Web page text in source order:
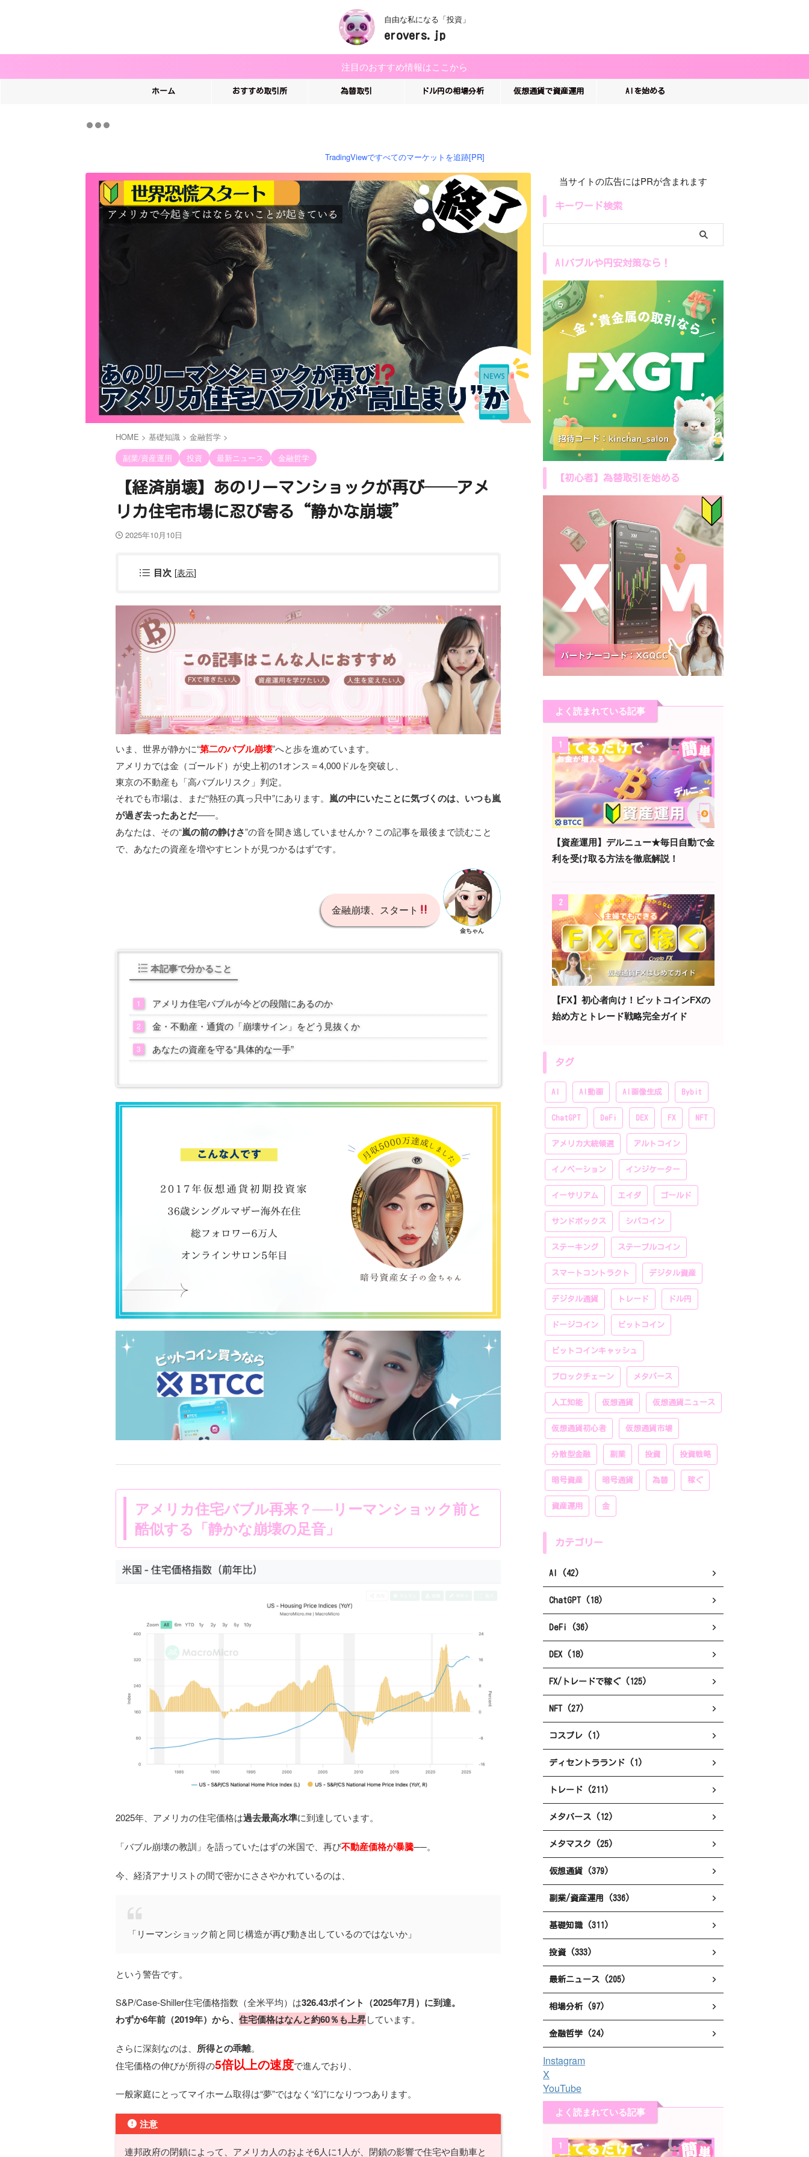
自由な私になる「投資」
erovers.jp
注目のおすすめ情報はここから
ホーム おすすめ取引所 為替取引 ドル円の相場分析 仮想通貨で資産運用 AIを始める
TradingViewですべてのマーケットを追跡[PR]
HOME > 基礎知識 > 金融哲学 >
副業/資産運用
投資 最新ニュース 金融哲学
【経済崩壊】あのリーマンショックが再び──アメ
リカ住宅市場に忍び寄る“静かな崩壊”
2025年10月10日
目次 [表示]
いま、世界が静かに“第二のバブル崩壊”へと歩を進めています。
アメリカでは金（ゴールド）が史上初の1オンス＝4,000ドルを突破し、
東京の不動産も「高バブルリスク」判定。
それでも市場は、まだ“熱狂の真っ只中”にあります。 嵐の中にいたことに気づくのは、いつも嵐
が過ぎ去ったあとだ――。
あなたは、その“嵐の前の静けさ”の音を聞き逃していませんか？この記事を最後まで読むこと
で、あなたの資産を増やすヒントが見つかるはずです。
金融崩壊、スタート
金ちゃん
本記事で分かること
アメリカ住宅バブルが今どの段階にあるのか
金・不動産・通貨の「崩壊サイン」をどう見抜くか
あなたの資産を守る“具体的な一手”
アメリカ住宅バブル再来？──リーマンショック前と
酷似する「静かな崩壊の足音」
2025年、アメリカの住宅価格は過去最高水準に到達しています。
「バブル崩壊の教訓」を語っていたはずの米国で、再び不動産価格が暴騰──。
今、経済アナリストの間で密かにささやかれているのは、
「リーマンショック前と同じ構造が再び動き出しているのではないか」
という警告です。
S&P/Case-Shiller住宅価格指数（全米平均）は326.43ポイント（2025年7月）に到達。
わずか6年前（2019年）から、 住宅価格はなんと約60％も上昇しています。
さらに深刻なのは、 所得との乖離。
住宅価格の伸びが所得の5倍以上の速度で進んでおり、
一般家庭にとってマイホーム取得は“夢”ではなく“幻”になりつつあります。
注意
連邦政府の閉鎖によって、 アメリカ人のおよそ6人に1人が、閉鎖の影響で住宅や自動車と
当サイトの広告にはPRが含まれます
キーワード検索
AIバブルや円安対策なら！
【初心者】為替取引を始める
よく読まれている記事
1
【資産運用】デルニュー★毎日自動で金
利を受け取る方法を徹底解説！
2
【FX】初心者向け！ビットコインFXの
始め方とトレード戦略完全ガイド
タグ
AI AI動画 AI画像生成 Bybit
ChatGPT DeFi DEX FX NFT
アメリカ大統領選 アルトコイン
イノベーション インジケーター
イーサリアム エイダ ゴールド
サンドボックス シバコイン
ステーキング ステーブルコイン
スマートコントラクト デジタル資産
デジタル通貨 トレード ドル円
ドージコイン ビットコイン
ビットコインキャッシュ
ブロックチェーン メタバース
人工知能 仮想通貨 仮想通貨ニュース
仮想通貨初心者 仮想通貨市場
分散型金融 副業 投資 投資戦略
暗号資産 暗号通貨 為替 稼ぐ
資産運用 金
カテゴリー
AI (42)
ChatGPT (18)
DeFi (36)
DEX (18)
FX/トレードで稼ぐ (125)
NFT (27)
コスプレ (1)
ディセントラランド (1)
トレード (211)
メタバース (12)
メタマスク (25)
仮想通貨 (379)
副業/資産運用 (336)
基礎知識 (311)
投資 (333)
最新ニュース (205)
相場分析 (97)
金融哲学 (24)
Instagram
X
YouTube
よく読まれている記事
1